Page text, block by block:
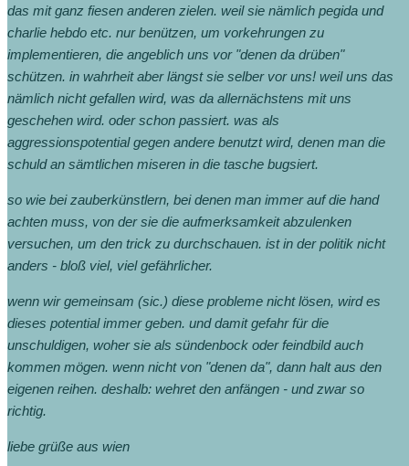
das mit ganz fiesen anderen zielen. weil sie nämlich pegida und
charlie hebdo etc. nur benützen, um vorkehrungen zu
implementieren, die angeblich uns vor "denen da drüben"
schützen. in wahrheit aber längst sie selber vor uns! weil uns das
nämlich nicht gefallen wird, was da allernächstens mit uns
geschehen wird. oder schon passiert. was als
aggressionspotential gegen andere benutzt wird, denen man die
schuld an sämtlichen miseren in die tasche bugsiert.
so wie bei zauberkünstlern, bei denen man immer auf die hand
achten muss, von der sie die aufmerksamkeit abzulenken
versuchen, um den trick zu durchschauen. ist in der politik nicht
anders - bloß viel, viel gefährlicher.
wenn wir gemeinsam (sic.) diese probleme nicht lösen, wird es
dieses potential immer geben. und damit gefahr für die
unschuldigen, woher sie als sündenbock oder feindbild auch
kommen mögen. wenn nicht von "denen da", dann halt aus den
eigenen reihen. deshalb: wehret den anfängen - und zwar so
richtig.
liebe grüße aus wien